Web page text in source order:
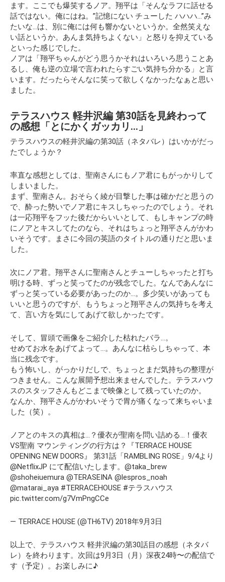
ます。ここでも爆笑するノア。翔平は 「そんなラフに話せる
話ではない。俺にはね。”記憶にない チューした ハハハ…”み
たいな…は、別に俺には何も響かないというか。全然笑えな
い話というか。あんま気持ちよくない」
と怒りを抑えている
といった感じでした。
ノアは「翔平ちゃんがどう思うかそれはいろいろ思うことあ
るし、俺も逆の立場で言われたらすごい気持ち分かる」と言
います。だったらそんなに笑って欲しくなかったなぁと思い
ました。
テラスハウス 軽井沢編 第30話を見終わって
の感想「とにかくガッカリ…」
テラスハウスの軽井沢編の第30話（ネタバレ）はいかがだっ
たでしょうか？
率直な感想としては、聖南さんにもノア君にもがっかりして
しまいました。
まず、聖南さん。おそらく綾が目撃した事は確かだと思うの
で、酔った勢いでノア君にキスしちゃったのでしょう。それ
は一応翔平をフッた後だからいいとして、もしキャンプの時
にノアとキスしてたのなら、それはちょっと翔平さんがかわ
いそうです。まさに今回の英語のタイトルの通りだと思いま
した。
次にノア君。翔平さんに聖南さんとチューしちゃったと打ち
明ける時、ずっと笑ってたのが残念でした。なんであんなに
ずっと笑っている必要があったのか…。多少笑いがあっても
いいと思うのですが、もうちょっと翔平さんの気持ちを考え
て、言い方を気にしてあげて欲しかったです。
そして、冒頭で画像をご紹介した枯れたバラ…。
せめてお水をあげてよって…。あんなに枯らしちゃって、本
当に残念です。
もう怖いし、がっかりだしで、ちょっとまだ気持ちの整理が
つきません。こんな展開予想出来ませんでした。テラスハウ
スのスタッフさんもどこまで映像として残っていたのか。
なんか、翔平さんがかわいそうで胃が痛くなって来ちゃいま
した（笑）。
ノアとのキスの真相は…？優衣が聖南を問い詰める…！優衣
VS聖南 マウンティングの行方は？『TERRACE HOUSE
OPENING NEW DOORS』 第31話「RAMBLING ROSE」9/4より
@NetflixJP にて配信いたします。@taka_brew
@shoheiuemura @TERASEINA @lespros_noah
@matarai_aya #TERRACEHOUSE #テラスハウス
pic.twitter.com/g7VmPngCCe
— TERRACE HOUSE (@TH6TV) 2018年9月3日
以上で、テラスハウス 軽井沢編の第30話目の感想（ネタバ
レ）を終わります。 次回は9月3日（月）深夜24時〜の配信で
す（予定）。 お楽しみに♪